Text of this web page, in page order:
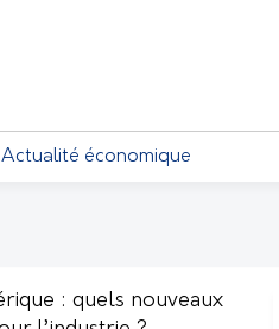
Actualité économique